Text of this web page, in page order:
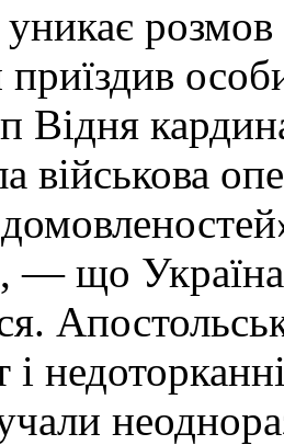
приїздив
Відня
військова
— що Україна
і